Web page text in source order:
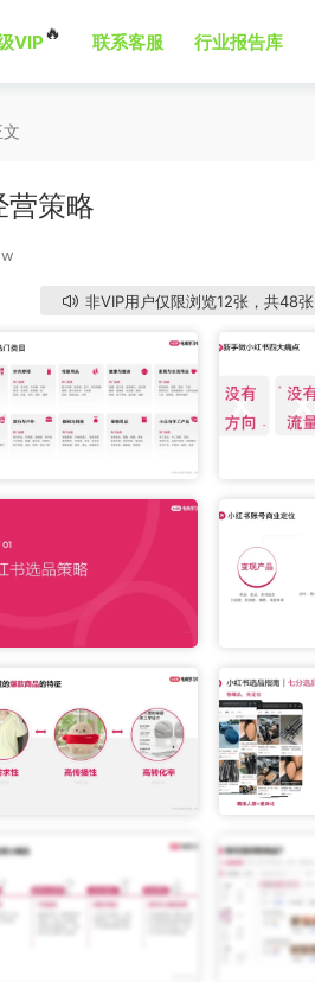
VIP🔥 联系客服 行业报告库
文
策略
非VIP用户仅限浏览12张，共48张